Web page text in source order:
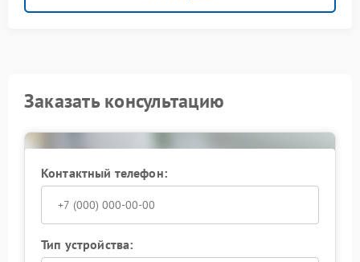
Заказать консультацию
Контактный телефон:
Тип устройства: